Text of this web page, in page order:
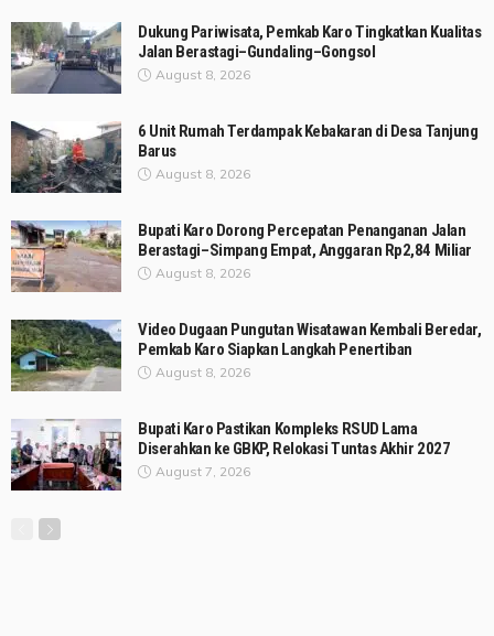
Dukung Pariwisata, Pemkab Karo Tingkatkan Kualitas
Jalan Berastagi–Gundaling–Gongsol
August 8, 2026
6 Unit Rumah Terdampak Kebakaran di Desa Tanjung
Barus
August 8, 2026
Bupati Karo Dorong Percepatan Penanganan Jalan
Berastagi–Simpang Empat, Anggaran Rp2,84 Miliar
August 8, 2026
Video Dugaan Pungutan Wisatawan Kembali Beredar,
Pemkab Karo Siapkan Langkah Penertiban
August 8, 2026
Bupati Karo Pastikan Kompleks RSUD Lama
Diserahkan ke GBKP, Relokasi Tuntas Akhir 2027
August 7, 2026